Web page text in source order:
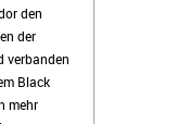
den
der
verbanden
Black
mehr